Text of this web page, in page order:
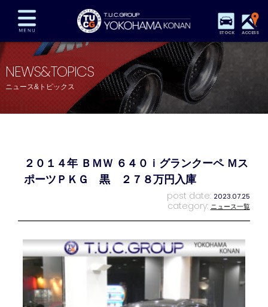
STOCK ACCESS
在庫車両情報 保証&サービス パーツリスト
TUCとは？ 店舗情報 アクセスマップ
全国納車 特別作業 注文販売
プライバシーポリシー スタッフblog
NEWS&TOPICS
ニュース&トピックス
２０１４年 ＢＭＷ ６４０ｉグランクーペ Ｍス
ポーツＰＫＧ 黒 ２７８万円入庫
post date: 2023.07.25
category: ニュース一覧